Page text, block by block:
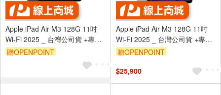
Apple iPad Air M3 128G 11吋
Wi-Fi 2025 _ 台灣公司貨 +專用
(螢幕保貼 & 背蓋)
贈OPENPOINT
Apple iPad Air M3 128G 11吋
Wi-Fi 2025 _ 台灣公司貨 +專用
(螢幕保貼 & 背蓋)
贈OPENPOINT
$25,900